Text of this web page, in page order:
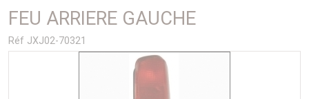
FEU ARRIERE GAUCHE
Réf JXJ02-70321